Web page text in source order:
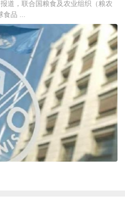
道，联合国粮食及农业组织（粮农
品 ...